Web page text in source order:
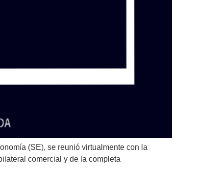
(SE), se reunió virtualmente con la
comercial y de la completa